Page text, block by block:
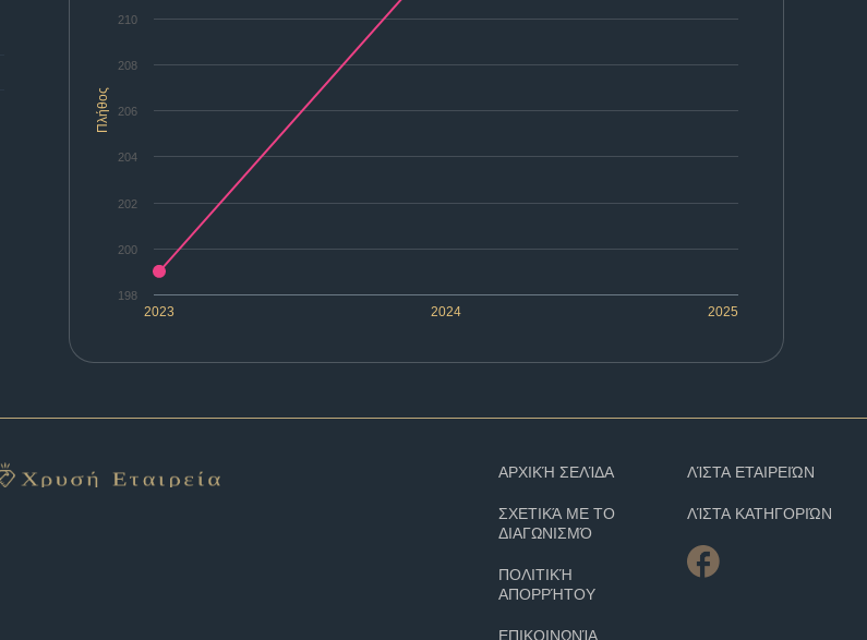
Πλήθος
2023 2024 2025
198
200
202
204
206
208
210
ΑΡΧΙΚΉ ΣΕΛΊΔΑ
ΣΧΕΤΙΚΆ ΜΕ ΤΟ
ΔΙΑΓΩΝΙΣΜΌ
ΠΟΛΙΤΙΚΉ
ΑΠΟΡΡΉΤΟΥ
ΛΊΣΤΑ ΕΤΑΙΡΕΙΏΝ
ΛΊΣΤΑ ΚΑΤΗΓΟΡΙΏΝ